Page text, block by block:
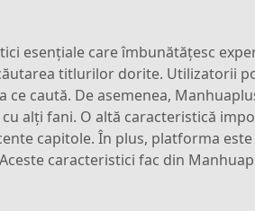
esențiale care îmbunătățesc
titlurilor dorite. Utilizatorii
ce caută. De asemenea,
alți fani. O altă caracteristică
capitole. În plus, platforma
caracteristici fac din